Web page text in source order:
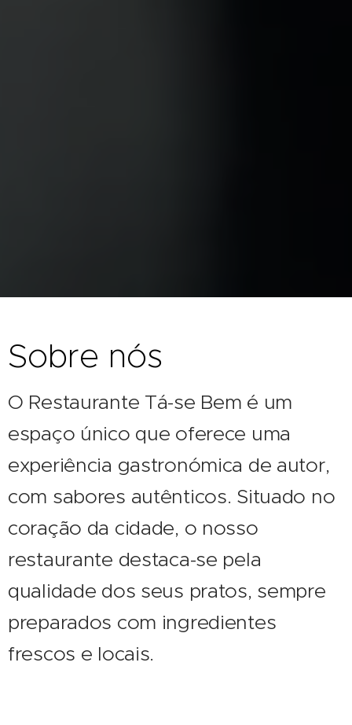
Sobre nós
O Restaurante Tá-se Bem é um
espaço único que oferece uma
experiência gastronómica de autor,
com sabores autênticos. Situado no
coração da cidade, o nosso
restaurante destaca-se pela
qualidade dos seus pratos, sempre
preparados com ingredientes
frescos e locais.